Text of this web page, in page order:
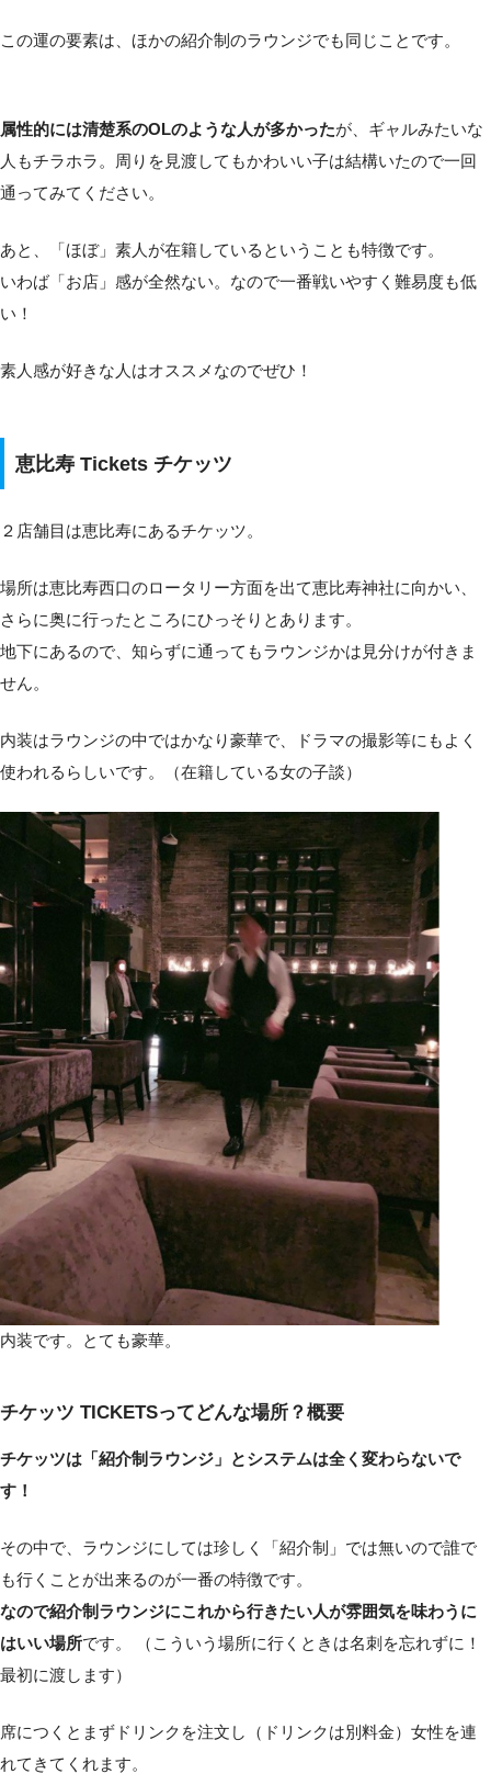
この運の要素は、ほかの紹介制のラウンジでも同じことです。
属性的には清楚系のOLのような人が多かったが、ギャルみたいな
人もチラホラ。周りを見渡してもかわいい子は結構いたので一回
通ってみてください。
あと、「ほぼ」素人が在籍しているということも特徴です。
いわば「お店」感が全然ない。なので一番戦いやすく難易度も低
い！
素人感が好きな人はオススメなのでぜひ！
恵比寿 Tickets チケッツ
２店舗目は恵比寿にあるチケッツ。
場所は恵比寿西口のロータリー方面を出て恵比寿神社に向かい、
さらに奥に行ったところにひっそりとあります。
地下にあるので、知らずに通ってもラウンジかは見分けが付きま
せん。
内装はラウンジの中ではかなり豪華で、ドラマの撮影等にもよく
使われるらしいです。（在籍している女の子談）
内装です。とても豪華。
チケッツ TICKETSってどんな場所？概要
チケッツは「紹介制ラウンジ」とシステムは全く変わらないで
す！
その中で、ラウンジにしては珍しく「紹介制」では無いので誰で
も行くことが出来るのが一番の特徴です。
なので紹介制ラウンジにこれから行きたい人が雰囲気を味わうに
はいい場所です。 （こういう場所に行くときは名刺を忘れずに！
最初に渡します）
席につくとまずドリンクを注文し（ドリンクは別料金）女性を連
れてきてくれます。